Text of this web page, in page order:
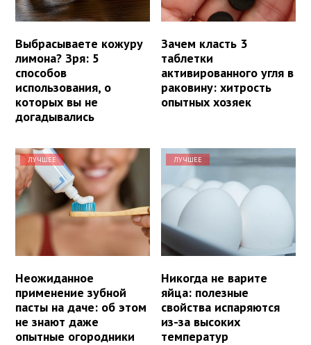
Выбрасываете кожуру
лимона? Зря: 5
способов
использования, о
которых вы не
догадывались
Зачем класть 3
таблетки
активированного угля в
раковину: хитрость
опытных хозяек
ЛУЧШЕЕ
Неожиданное
применение зубной
пасты на даче: об этом
не знают даже
опытные огородники
ЛУЧШЕЕ
Никогда не варите
яйца: полезные
свойства испаряются
из-за высоких
температур